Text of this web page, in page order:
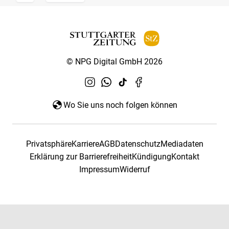
© NPG Digital GmbH 2026
Wo Sie uns noch folgen können
PrivatsphäreKarriereAGBDatenschutzMediadaten
Erklärung zur BarrierefreiheitKündigungKontakt
ImpressumWiderruf